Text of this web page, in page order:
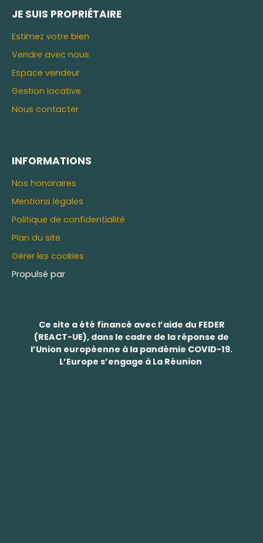
JE SUIS PROPRIÉTAIRE
Estimez votre bien
Vendre avec nous
Espace vendeur
Gestion locative
Nous contacter
INFORMATIONS
Nos honoraires
Mentions légales
Politique de confidentialité
Plan du site
Gérer les cookies
Propulsé par
Ce site a été financé avec l’aide du FEDER
(REACT-UE), dans le cadre de la réponse de
l’Union européenne à la pandémie COVID-19.
L’Europe s’engage à La Réunion